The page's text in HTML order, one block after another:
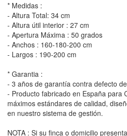
* Medidas :
- Altura Total: 34 cm
- Altura útil interior : 27 cm
- Apertura Máxima : 50 grados
- Anchos : 160-180-200 cm
- Largos : 190-200 cm
* Garantia :
- 3 años de garantía contra defecto
- Producto fabricado en España para
máximos estándares de calidad,
en nuestro sistema de gestión.
NOTA : Si su finca o domicilio